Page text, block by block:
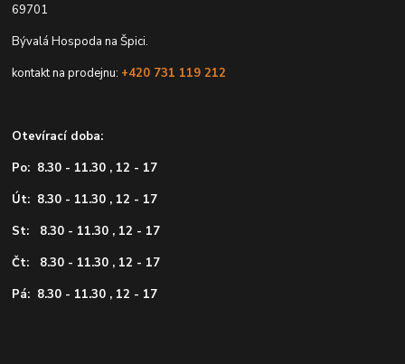
69701
Bývalá Hospoda na Špici.
kontakt na prodejnu: +420 731 119 212
Otevírací doba:
Po: 8.30 - 11.30 , 12 - 17
Út: 8.30 - 11.30 , 12 - 17
St: 8.30 - 11.30 , 12 - 17
Čt: 8.30 - 11.30 , 12 - 17
Pá: 8.30 - 11.30 , 12 - 17